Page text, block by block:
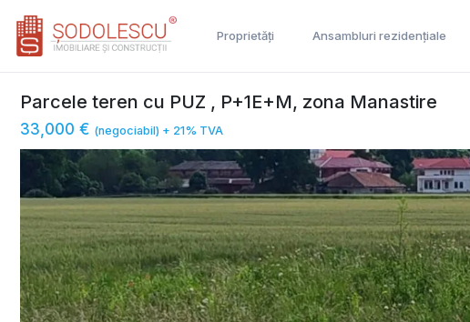
Proprietăți Ansambluri rezidențiale
Parcele teren cu PUZ , P+1E+M, zona Manastire
33,000 € (negociabil) + 21% TVA